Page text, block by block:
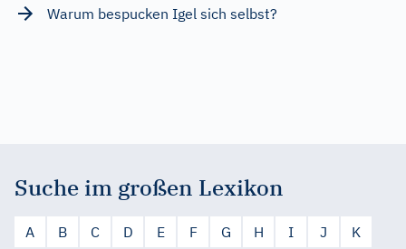
Warum bespucken Igel sich selbst?
Suche im großen Lexikon
A B C D E F G H I J
K